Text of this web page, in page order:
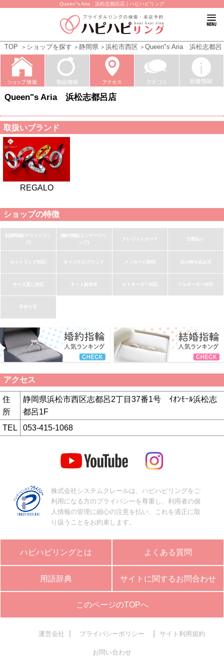
Queen"s Aria 浜松志都呂店 | ハピハピリング
TOP ショップを探す 静岡県 浜松市西区 Queen"s Aria 浜松志都呂
Queen"s Aria 浜松志都呂店
取扱いブランド
REGALO
ショップの特徴
結婚指輪(マリッジリン
グ)
婚約指輪(エンゲージリ
ング)
クレジットカード 分割払い
セットリング対応 オリジナルブランド メッセージ刻印 石の持ち込み可
サイズ直し対応 ネット販売有 セミオーダー対応 フルオーダー対応
手作り可
アクセス
住
所
静岡県浜松市西区志都呂2丁目37番1号 ｲｵﾝﾓｰﾙ浜松志
都呂1F
TEL
053-415-1068
株式会社システムクレールは、ハピハピリングをご
利用になる方のプライバシーを尊重し、利用者の個
人情報の管理に細心の注意を払い、これを適正に取
り扱うことをお約束します。
ハピハピリングとは よくある質問
用語辞典 サイトに関するお問合わせ
このページのTOPへ
運営会社 プライバシーポリシー サイト利用規約
お問い合わせ